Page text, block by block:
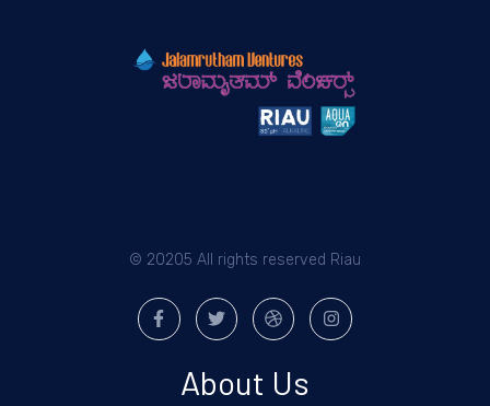
© 20205 All rights reserved Riau
About Us